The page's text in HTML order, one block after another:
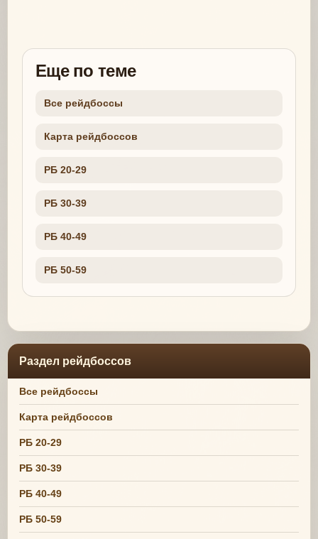
Еще по теме
Все рейдбоссы
Карта рейдбоссов
РБ 20-29
РБ 30-39
РБ 40-49
РБ 50-59
Раздел рейдбоссов
Все рейдбоссы
Карта рейдбоссов
РБ 20-29
РБ 30-39
РБ 40-49
РБ 50-59